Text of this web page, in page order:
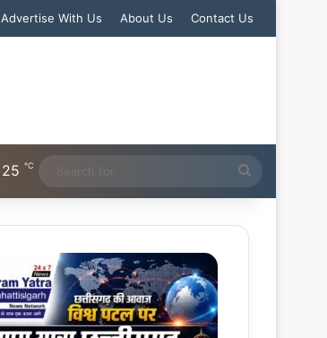
Advertise With Us About Us Contact Us
25 ℃
for